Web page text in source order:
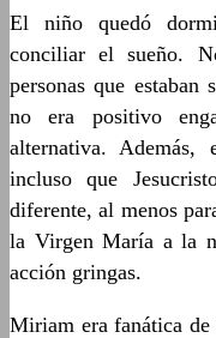
El niño quedó
conciliar el sueño.
personas que estaban
no era positivo
alternativa. Además,
incluso que
diferente, al menos
la Virgen María a la
acción gringas.
Miriam era fanática